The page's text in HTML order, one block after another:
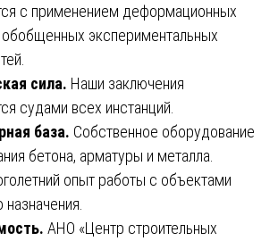
с применением деформационных
экспериментальных
сила. Наши заключения
судами всех инстанций.
база. Собственное оборудование
бетона, арматуры и металла.
опыт работы с объектами
назначения.
АНО «Центр строительных